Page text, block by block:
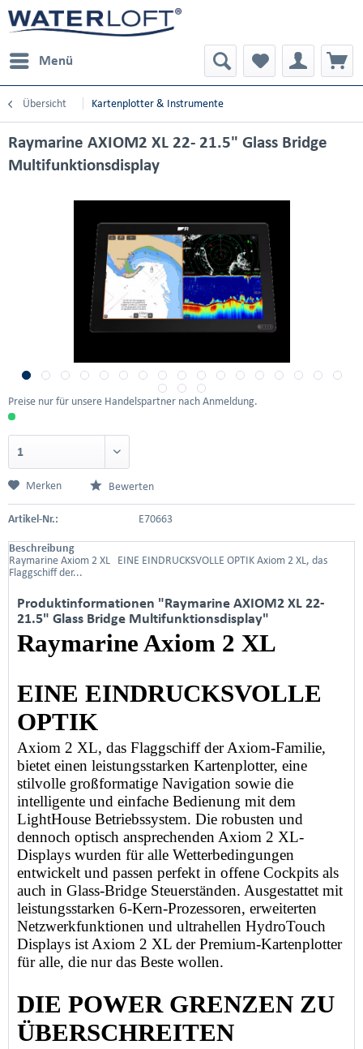
Menü
Übersicht Kartenplotter & Instrumente
Raymarine AXIOM2 XL 22- 21.5" Glass Bridge
Multifunktionsdisplay
Preise nur für unsere Handelspartner nach Anmeldung.
Merken Bewerten
Artikel-Nr.: E70663
Beschreibung
Raymarine Axiom 2 XL EINE EINDRUCKSVOLLE OPTIK Axiom 2 XL, das
Flaggschiff der...
Produktinformationen "Raymarine AXIOM2 XL 22-
21.5" Glass Bridge Multifunktionsdisplay"
Raymarine Axiom 2 XL
EINE EINDRUCKSVOLLE
OPTIK
Axiom 2 XL, das Flaggschiff der Axiom-Familie,
bietet einen leistungsstarken Kartenplotter, eine
stilvolle großformatige Navigation sowie die
intelligente und einfache Bedienung mit dem
LightHouse Betriebssystem. Die robusten und
dennoch optisch ansprechenden Axiom 2 XL-
Displays wurden für alle Wetterbedingungen
entwickelt und passen perfekt in offene Cockpits als
auch in Glass-Bridge Steuerständen. Ausgestattet mit
leistungsstarken 6-Kern-Prozessoren, erweiterten
Netzwerkfunktionen und ultrahellen HydroTouch
Displays ist Axiom 2 XL der Premium-Kartenplotter
für alle, die nur das Beste wollen.
DIE POWER GRENZEN ZU
ÜBERSCHREITEN